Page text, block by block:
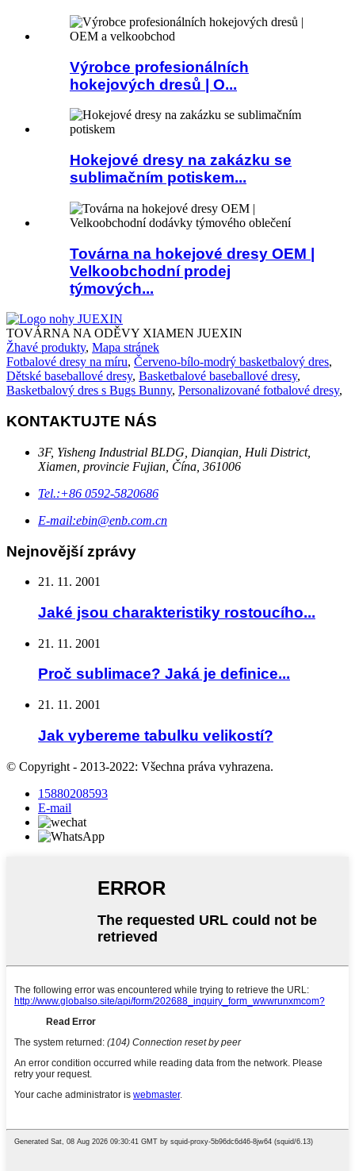
Výrobce profesionálních
hokejových dresů | O...
Hokejové dresy na zakázku se
sublimačním potiskem...
Továrna na hokejové dresy OEM |
Velkoobchodní prodej
týmových...
TOVÁRNA NA ODĚVY XIAMEN JUEXIN
Žhavé produkty, Mapa stránek
Fotbalové dresy na míru, Červeno-bílo-modrý basketbalový dres,
Dětské baseballové dresy, Basketbalové baseballové dresy,
Basketbalový dres s Bugs Bunny, Personalizované fotbalové dresy,
KONTAKTUJTE NÁS
3F, Yisheng Industrial BLDG, Dianqian, Huli District,
Xiamen, provincie Fujian, Čína, 361006
Tel.:+86 0592-5820686
E-mail:ebin@enb.com.cn
Nejnovější zprávy
21. 11. 2001
Jaké jsou charakteristiky rostoucího...
21. 11. 2001
Proč sublimace? Jaká je definice...
21. 11. 2001
Jak vybereme tabulku velikostí?
© Copyright - 2013-2022: Všechna práva vyhrazena.
15880208593
E-mail